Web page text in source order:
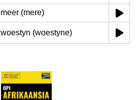
meer (mere)
woestyn (woestyne)